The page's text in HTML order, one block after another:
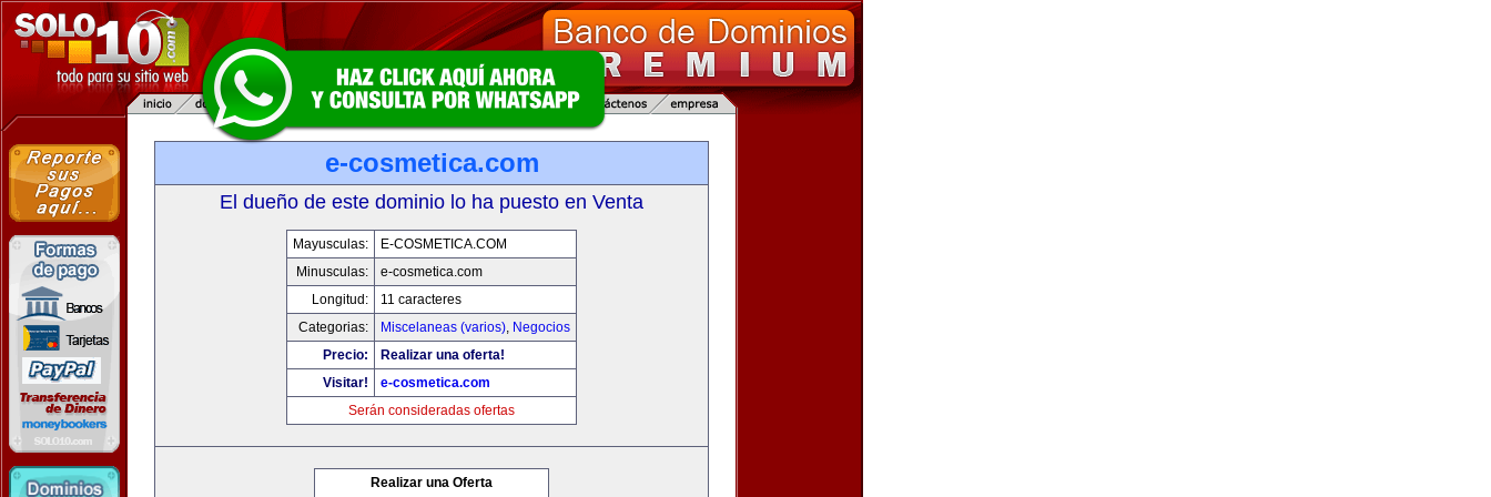
e-cosmetica.com
El dueño de este dominio lo ha puesto en Venta
Mayusculas:
E-COSMETICA.COM
Minusculas:
e-cosmetica.com
Longitud:
11 caracteres
Categorias:
Miscelaneas (varios), Negocios
Precio:
Realizar una oferta!
Visitar!
e-cosmetica.com
Serán consideradas ofertas
Realizar una Oferta